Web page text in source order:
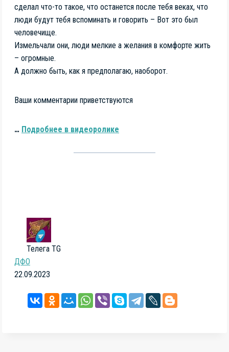
сделал что-то такое, что останется после тебя веках, что
люди будут тебя вспоминать и говорить – Вот это был
человечище.
Измельчали они, люди мелкие а желания в комфорте жить
– огромные.
А должно быть, как я предполагаю, наоборот.
Ваши комментарии приветствуются
… Подробнее в видеоролике
Телега TG
ДФО
22.09.2023